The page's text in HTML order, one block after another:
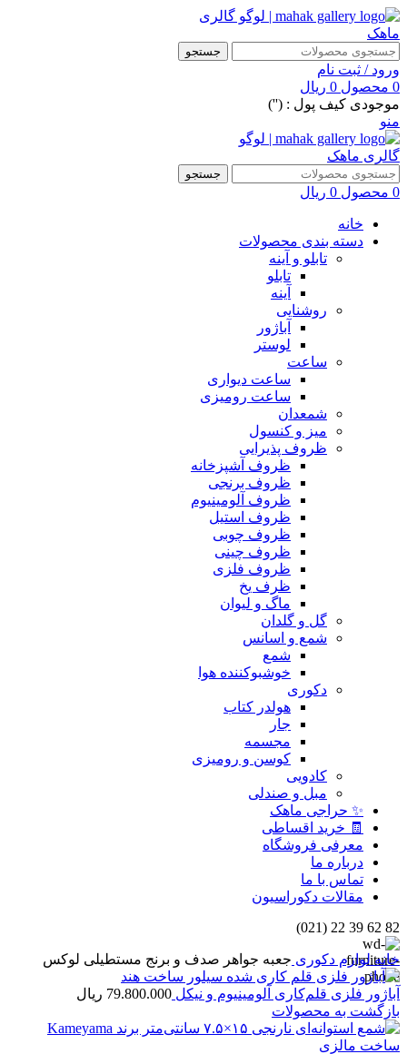
جستجو
ورود / ثبت نام
0 محصول 0 ریال
موجودی کیف پول : ('')
منو
جستجو
0 محصول 0 ریال
خانه
دسته بندی محصولات
تابلو و آینه
تابلو
آینه
روشنایی
آباژور
لوستر
ساعت
ساعت دیواری
ساعت رومیزی
شمعدان
میز و کنسول
ظروف پذیرایی
ظروف آشپزخانه
ظروف برنجی
ظروف آلومینیوم
ظروف استیل
ظروف چوبی
ظروف چینی
ظروف فلزی
ظرف یخ
ماگ و لیوان
گل و گلدان
شمع و اسانس
شمع
خوشبوکننده هوا
دکوری
هولدر کتاب
جار
مجسمه
کوسن و رومیزی
کادویی
مبل و صندلی
✨ حراجی ماهک
🧾 خرید اقساطی
معرفی فروشگاه
درباره ما
تماس با ما
مقالات دکوراسیون
82 62 39 22 (021)
خانهلوازم دکوری جعبه جواهر صدف و برنج مستطیلی لوکس
آباژور فلزی قلم‌کاری آلومینیوم و نیکل 79.800.000 ریال
بازگشت به محصولات